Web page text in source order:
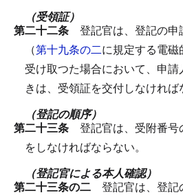
（受領証）
第二十二条 登記官は、登記の
（第十九条の二に規定する電
受け取つた場合において、申請
きは、受領証を交付しなければ
（登記の順序）
第二十三条 登記官は、受附番
をしなければならない。
（登記官による本人確認）
第二十三条の二 登記官は、登記